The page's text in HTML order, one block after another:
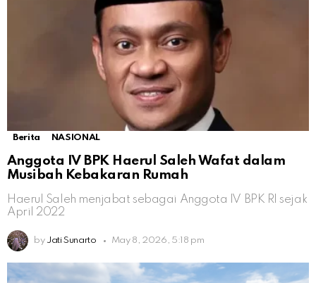
Berita NASIONAL
Anggota IV BPK Haerul Saleh Wafat dalam
Musibah Kebakaran Rumah
Haerul Saleh menjabat sebagai Anggota IV BPK RI sejak
April 2022
by Jati Sunarto May 8, 2026, 5:18 pm